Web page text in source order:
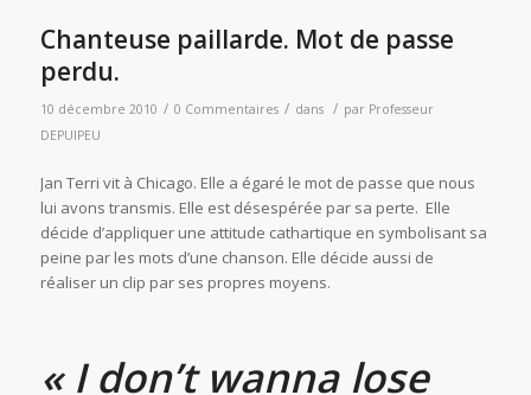
Chanteuse paillarde. Mot de passe
perdu.
10 décembre 2010 / 0 Commentaires / dans / par Professeur
DEPUIPEU
Jan Terri vit à Chicago. Elle a égaré le mot de passe que nous
lui avons transmis. Elle est désespérée par sa perte. Elle
décide d’appliquer une attitude cathartique en symbolisant sa
peine par les mots d’une chanson. Elle décide aussi de
réaliser un clip par ses propres moyens.
« I don’t wanna lose